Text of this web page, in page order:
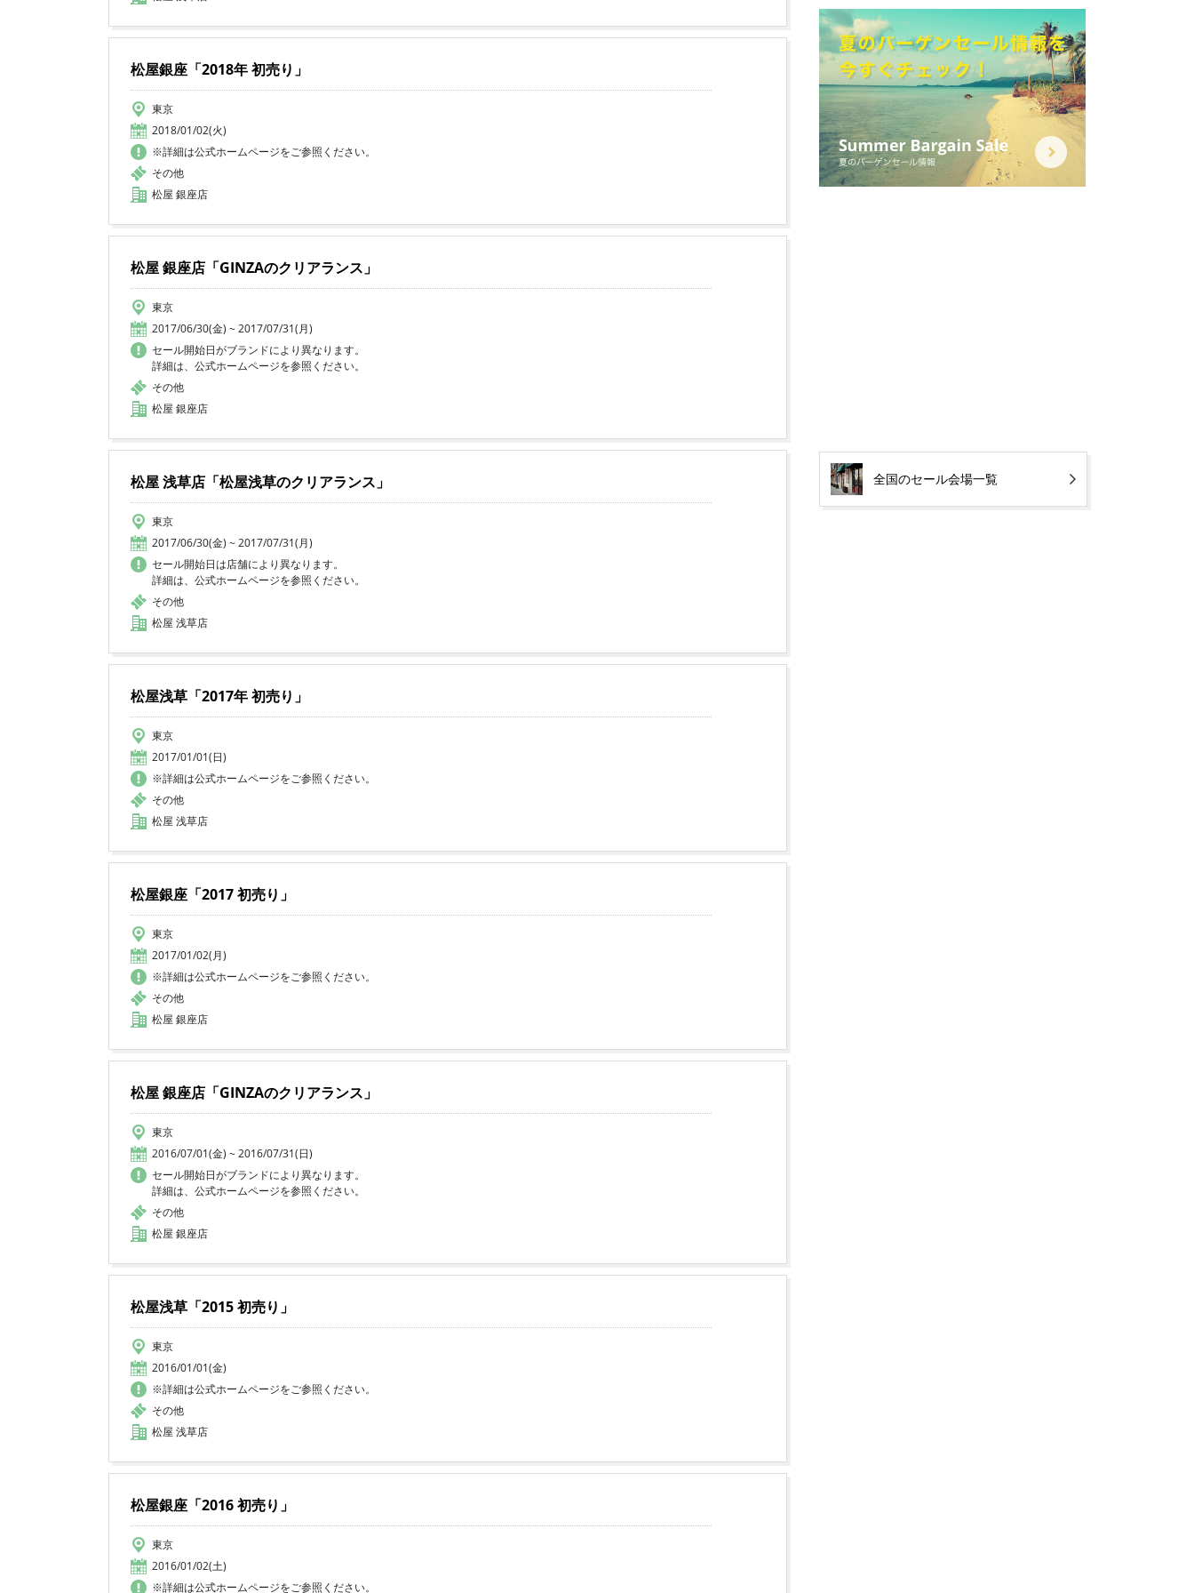
松屋銀座「2018年 初売り」
東京
2018/01/02(火)
※詳細は公式ホームページをご参照ください。
その他
松屋 銀座店
松屋 銀座店「GINZAのクリアランス」
東京
2017/06/30(金) ~ 2017/07/31(月)
セール開始日がブランドにより異なります。
詳細は、公式ホームページを参照ください。
その他
松屋 銀座店
松屋 浅草店「松屋浅草のクリアランス」
東京
2017/06/30(金) ~ 2017/07/31(月)
セール開始日は店舗により異なります。
詳細は、公式ホームページを参照ください。
その他
松屋 浅草店
松屋浅草「2017年 初売り」
東京
2017/01/01(日)
※詳細は公式ホームページをご参照ください。
その他
松屋 浅草店
松屋銀座「2017 初売り」
東京
2017/01/02(月)
※詳細は公式ホームページをご参照ください。
その他
松屋 銀座店
松屋 銀座店「GINZAのクリアランス」
東京
2016/07/01(金) ~ 2016/07/31(日)
セール開始日がブランドにより異なります。
詳細は、公式ホームページを参照ください。
その他
松屋 銀座店
松屋浅草「2015 初売り」
東京
2016/01/01(金)
※詳細は公式ホームページをご参照ください。
その他
松屋 浅草店
松屋銀座「2016 初売り」
東京
2016/01/02(土)
※詳細は公式ホームページをご参照ください。
全国のセール会場一覧